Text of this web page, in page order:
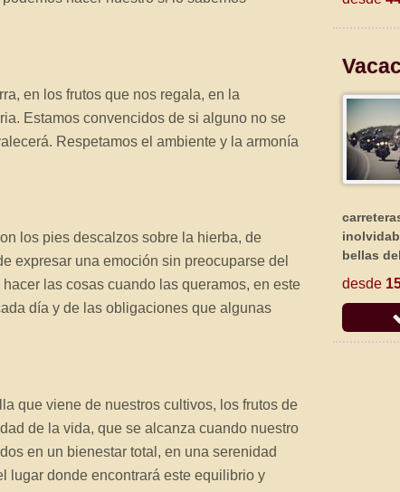
en los frutos que nos regala, en la
Estamos convencidos de si alguno no se
Respetamos el ambiente y la armonía
los pies descalzos sobre la hierba, de
expresar una emoción sin preocuparse del
las cosas cuando las queramos, en este
día y de las obligaciones que algunas
que viene de nuestros cultivos, los frutos de
de la vida, que se alcanza cuando nuestro
en un bienestar total, en una serenidad
lugar donde encontrará este equilibrio y
bellas
desde